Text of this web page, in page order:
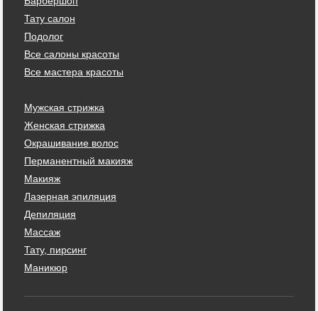
Тату салон
Подолог
Все салоны красоты
Все мастера красоты
Мужская стрижка
Женская стрижка
Окрашивание волос
Перманентный макияж
Макияж
Лазерная эпиляция
Депиляция
Массаж
Тату, пирсинг
Маникюр